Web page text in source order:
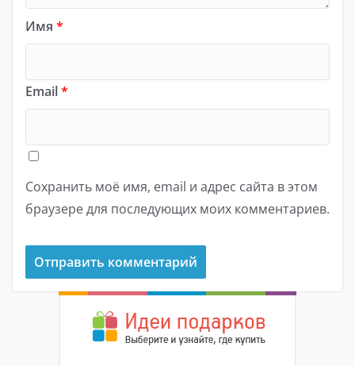
Имя *
Email*
Сохранить моё имя, email и адрес сайта в этом
браузере для последующих моих комментариев.